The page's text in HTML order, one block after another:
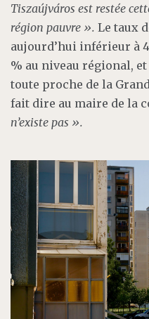
Tiszaújváros est restée
région pauvre ». Le taux
aujourd’hui inférieur à
% au niveau régional,
toute proche de la
fait dire au maire de la
n’existe pas ».